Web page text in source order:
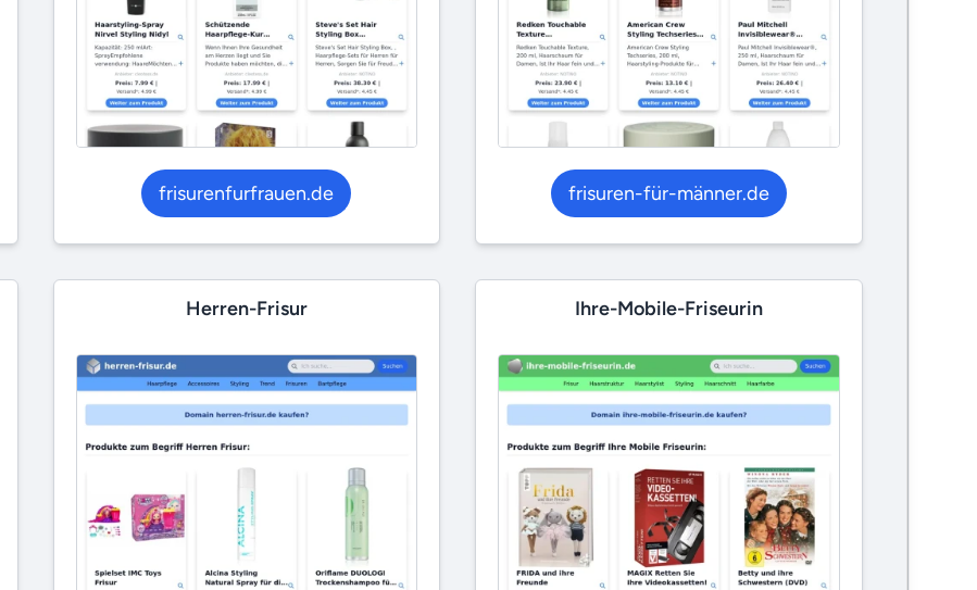
frisurenfurfrauen.de frisuren-für-männer.de
Herren-Frisur Ihre-Mobile-Friseurin